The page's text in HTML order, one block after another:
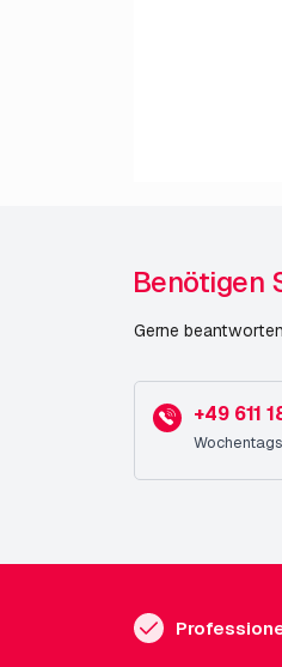
Benötigen
Gerne
+49 611